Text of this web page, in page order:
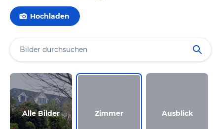
Hochladen
Alle Bilder Zimmer Ausblick